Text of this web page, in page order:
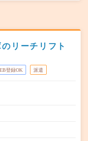
リーチリフト
登録OK 派遣